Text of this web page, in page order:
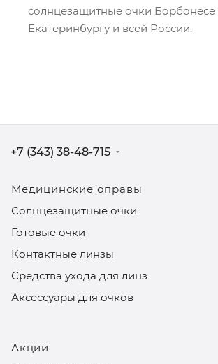
солнцезащитные очки Борбонесе
Екатеринбургу и всей России.
Медицинские оправы
Солнцезащитные очки
Готовые очки
Контактные линзы
Средства ухода для линз
Аксессуары для очков
Акции
+7 (343) 38-48-715